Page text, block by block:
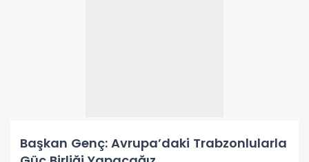
Başkan Genç: Avrupa’daki Trabzonlularla